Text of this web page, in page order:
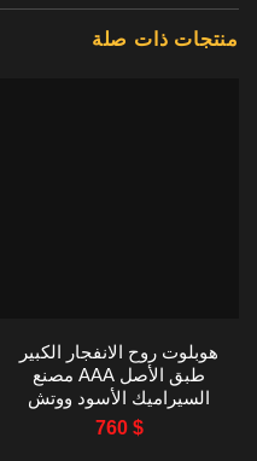
منتجات ذات صلة
هوبلوت روح الانفجار الكبير
طبق الأصل AAA مصنع
السيراميك الأسود ووتش
42MM
760 $